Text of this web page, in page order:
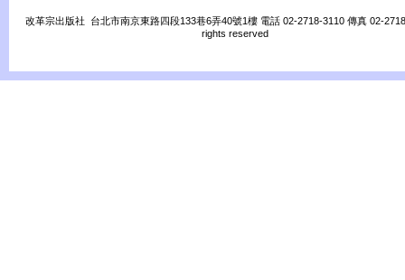
改革宗出版社 台北市南京東路四段133巷6弄40號1樓 電話 02-2718-3110 傳真 02-
rights reserved